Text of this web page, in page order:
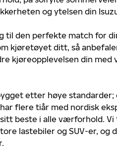
og ytelsen din
til den perfekte match for
kjøretøyet ditt, så
kjøreopplevelsen din med
etter høye
flere tiår med nordisk
beste i alle værforhold.
lastebiler og SUV-er, og